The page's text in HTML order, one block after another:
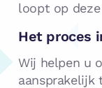
loopt op
Het proces
Wij helpen u
aansprakelijk